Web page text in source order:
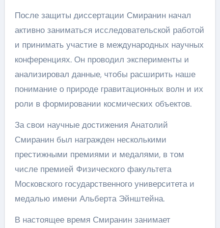
После защиты диссертации Смиранин начал
активно заниматься исследовательской работой
и принимать участие в международных научных
конференциях. Он проводил эксперименты и
анализировал данные, чтобы расширить наше
понимание о природе гравитационных волн и их
роли в формировании космических объектов.
За свои научные достижения Анатолий
Смиранин был награжден несколькими
престижными премиями и медалями, в том
числе премией Физического факультета
Московского государственного университета и
медалью имени Альберта Эйнштейна.
В настоящее время Смиранин занимает